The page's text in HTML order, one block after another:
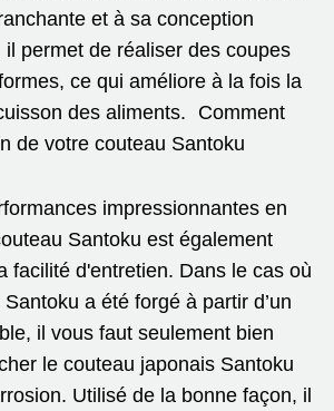
et à sa conception
il permet de réaliser des coupes
ce qui améliore à la fois la
des aliments. Comment
de votre couteau Santoku
impressionnantes en
Santoku est également
facilité d'entretien. Dans le cas où
a été forgé à partir d’un
il vous faut seulement bien
le couteau japonais Santoku
Utilisé de la bonne façon, il